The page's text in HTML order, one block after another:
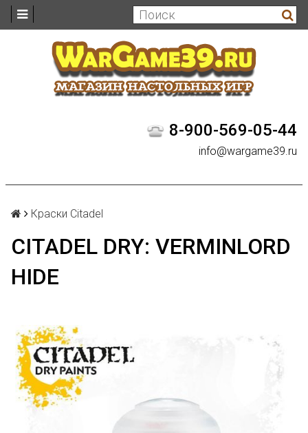
8-900-569-05-44
info@wargame39.ru
Краски Citadel
CITADEL DRY: VERMINLORD
HIDE